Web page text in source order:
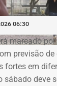
programação
que recebe
ao ar livre
com
nos
Em 21 de
dessa vez,
Social e
valendo a
06:30
marcado
previsão
fortes em
sábado deve